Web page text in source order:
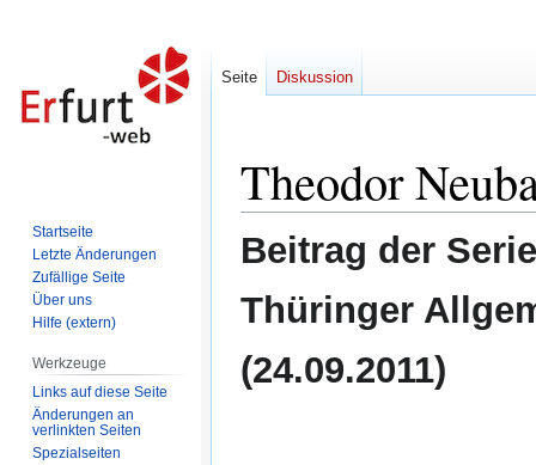
Navigation
springen
Suche
springen
Theodor
Beitrag der
Thüringer
(24.09.2011)
Seite Diskussion
Startseite
Letzte Änderungen
Zufällige Seite
Über uns
Hilfe (extern)
Werkzeuge
Links auf diese Seite
Änderungen an
verlinkten Seiten
Spezialseiten